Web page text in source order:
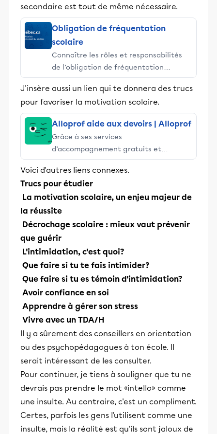
secondaire est tout de même nécessaire.
Obligation de fréquentation
scolaire
Connaître les rôles et responsabilités
de l’obligation de fréquentation
scolaire.
J'insère aussi un lien qui te donnera des trucs
pour favoriser la motivation scolaire.
Alloprof aide aux devoirs | Alloprof
Grâce à ses services
d’accompagnement gratuits et
stimulants, Alloprof engage les élèves
et leurs parents dans la réussite
éducative.
Voici d'autres liens connexes.
Trucs pour étudier
La motivation scolaire, un enjeu majeur de
la réussite
Décrochage scolaire : mieux vaut prévenir
que guérir
L'intimidation, c'est quoi?
Que faire si tu te fais intimider?
Que faire si tu es témoin d'intimidation?
Avoir confiance en soi
Apprendre à gérer son stress
Vivre avec un TDA/H
Il y a sûrement des conseillers en orientation
ou des psychopédagogues à ton école. Il
serait intéressant de les consulter.
Pour continuer, je tiens à souligner que tu ne
devrais pas prendre le mot «intello» comme
une insulte. Au contraire, c'est un compliment.
Certes, parfois les gens l'utilisent comme une
insulte, mais la réalité est qu'ils sont jaloux de